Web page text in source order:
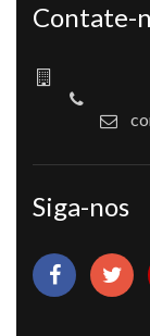
Contate-
Siga-nos